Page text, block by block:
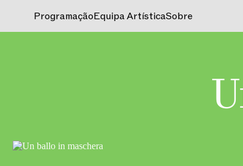
ProgramaçãoEquipa ArtísticaSobre